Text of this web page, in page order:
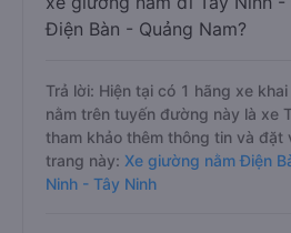
Điện Bàn - Quảng Nam?
Trả lời: Hiện tại có 1 hãng xe
nằm trên tuyến đường này là xe
tham khảo thêm thông tin và đặt
trang này: Xe giường nằm Điện
Ninh - Tây Ninh